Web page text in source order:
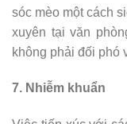
sóc mèo một cách
xuyên tại văn
không phải đối phó
7. Nhiễm khuẩn